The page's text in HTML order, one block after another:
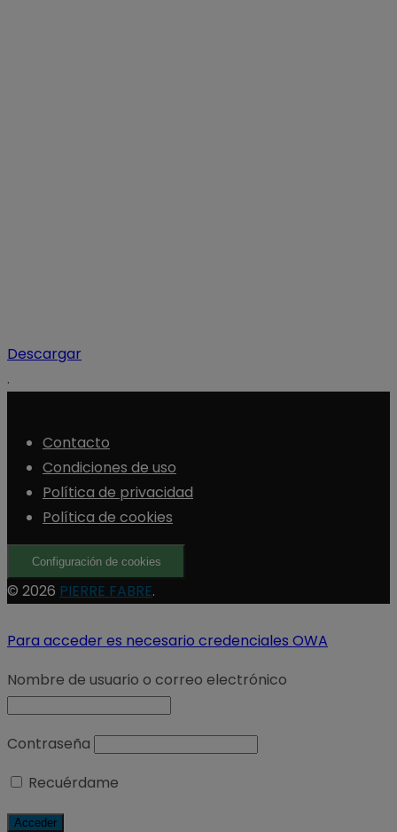
Descargar
.
Contacto
Condiciones de uso
Política de privacidad
Política de cookies
Configuración de cookies
© 2026 PIERRE FABRE.
Para acceder es necesario credenciales OWA
Nombre de usuario o correo electrónico
Contraseña
Recuérdame